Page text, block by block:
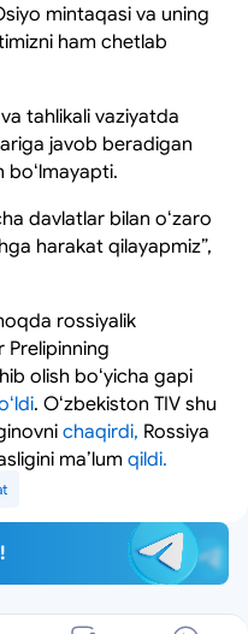
mintaqasi va uning
ham chetlab
tahlikali vaziyatda
javob beradigan
boʻlmayapti.
davlatlar bilan oʻzaro
harakat qilayapmiz”,
rossiyalik
Prelipinning
olish boʻyicha gapi
. Oʻzbekiston TIV shu
chaqirdi, Rossiya
maʼlum qildi.